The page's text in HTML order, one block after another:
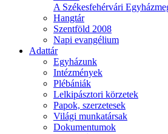
A Székesfehérvári
Hangtár
Szentföld 2008
Napi evangélium
Adattár
Egyházunk
Intézmények
Plébániák
Lelkipásztori körzetek
Papok, szerzetesek
Világi munkatársak
Dokumentumok